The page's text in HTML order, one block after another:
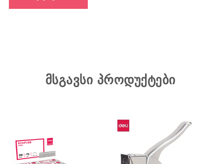
მსგავსი პროდუქტები